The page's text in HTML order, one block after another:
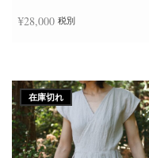
ら
選
択
で
き
ま
す
¥28,000 税別
在庫切れ